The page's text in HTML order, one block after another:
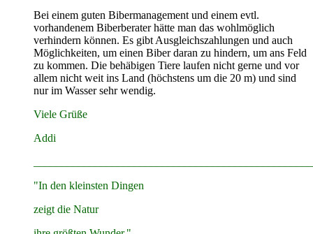
Bei einem guten Bibermanagement und einem evtl.
vorhandenem Biberberater hätte man das wohlmöglich
verhindern können. Es gibt Ausgleichszahlungen und auch
Möglichkeiten, um einen Biber daran zu hindern, um ans Feld
zu kommen. Die behäbigen Tiere laufen nicht gerne und vor
allem nicht weit ins Land (höchstens um die 20 m) und sind
nur im Wasser sehr wendig.
Viele Grüße
Addi
"In den kleinsten Dingen
zeigt die Natur